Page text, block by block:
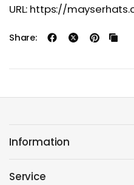
URL: https://
Share:
Information
Service